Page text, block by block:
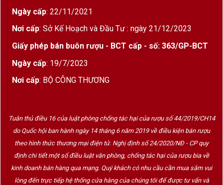
Không chỉ nổi tiếng với Sauvignon Blanc
, Marlborough còn
sản xuất nhiều dòngPinot Noir , Chardonnay,Pinot Gris
Rieslingchất lượng cao, đáp ứng nhu cầu từ người mới
Lịch sử hình thành vùng rượu vang
Ngày cấp: 22/11/2021
Nơi cấp: Sở Kế Hoạch và Đầu Tư : ngày 21/12/2023
Giấy phép bán buôn rượu - BCT cấp - số: 363/GP-BCT
Ngày cấp: 19/7/2023
Nơi cấp: BỘ CÔNG THƯƠNG
Tuân thủ điều 16 của luật phòng chống tác hại của rượu số 44/2019/CH14
do Quốc hội ban hành ngày 14 tháng 6 năm 2019 về điều kiện bán rượu
theo hình thức thương mại điện tử. Nghị định số 24/2020/NĐ - CP quy
định chi tiết một số điều luật văn phòng, chống tác hại của rượu bia về
kinh doanh bán hàng qua mạng. Quý khách có nhu cầu cần mua sắm vui
lòng đến trực tiếp hệ thống cửa hàng của chúng tôi để được tư vấn và